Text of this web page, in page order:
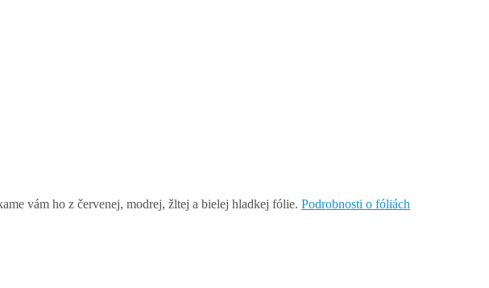
vám ho z červenej, modrej, žltej a bielej hladkej fólie. Podrobnosti o fóliách